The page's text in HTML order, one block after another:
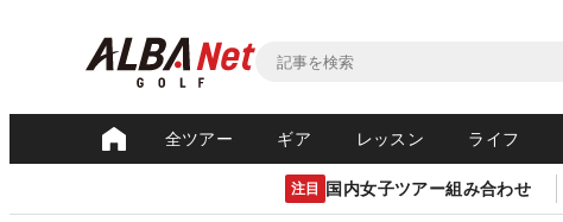
全ツアー ギア レッスン ライフ
注目 国内女子ツアー組み合わせ